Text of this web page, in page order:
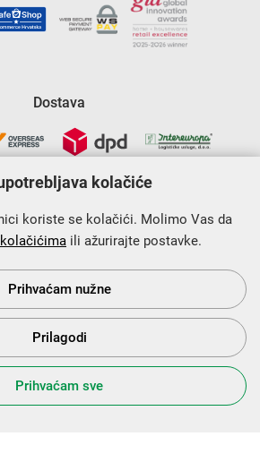
Dostava
instrumenta sufinanciranog iz
regionalni razvoj u sklopu Operativnog
„Konkurentnost i kohezija”.
s Vama od 2014. godine!
kolačiće
koriste se kolačići. Molimo Vas da
ili ažurirajte postavke.
Prihvaćam nužne
Prilagodi
Prihvaćam sve